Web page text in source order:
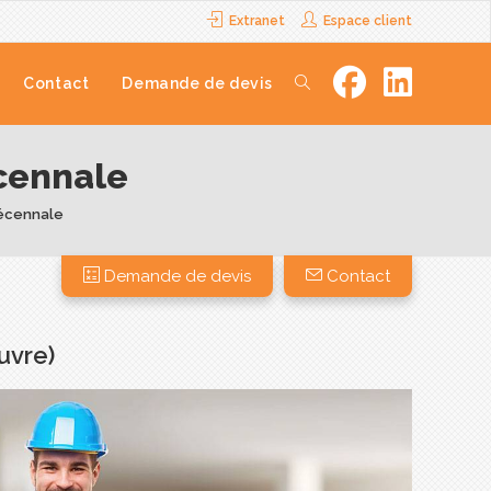
Extranet Espace client
Contact Demande de devis
Demande de devis Contact